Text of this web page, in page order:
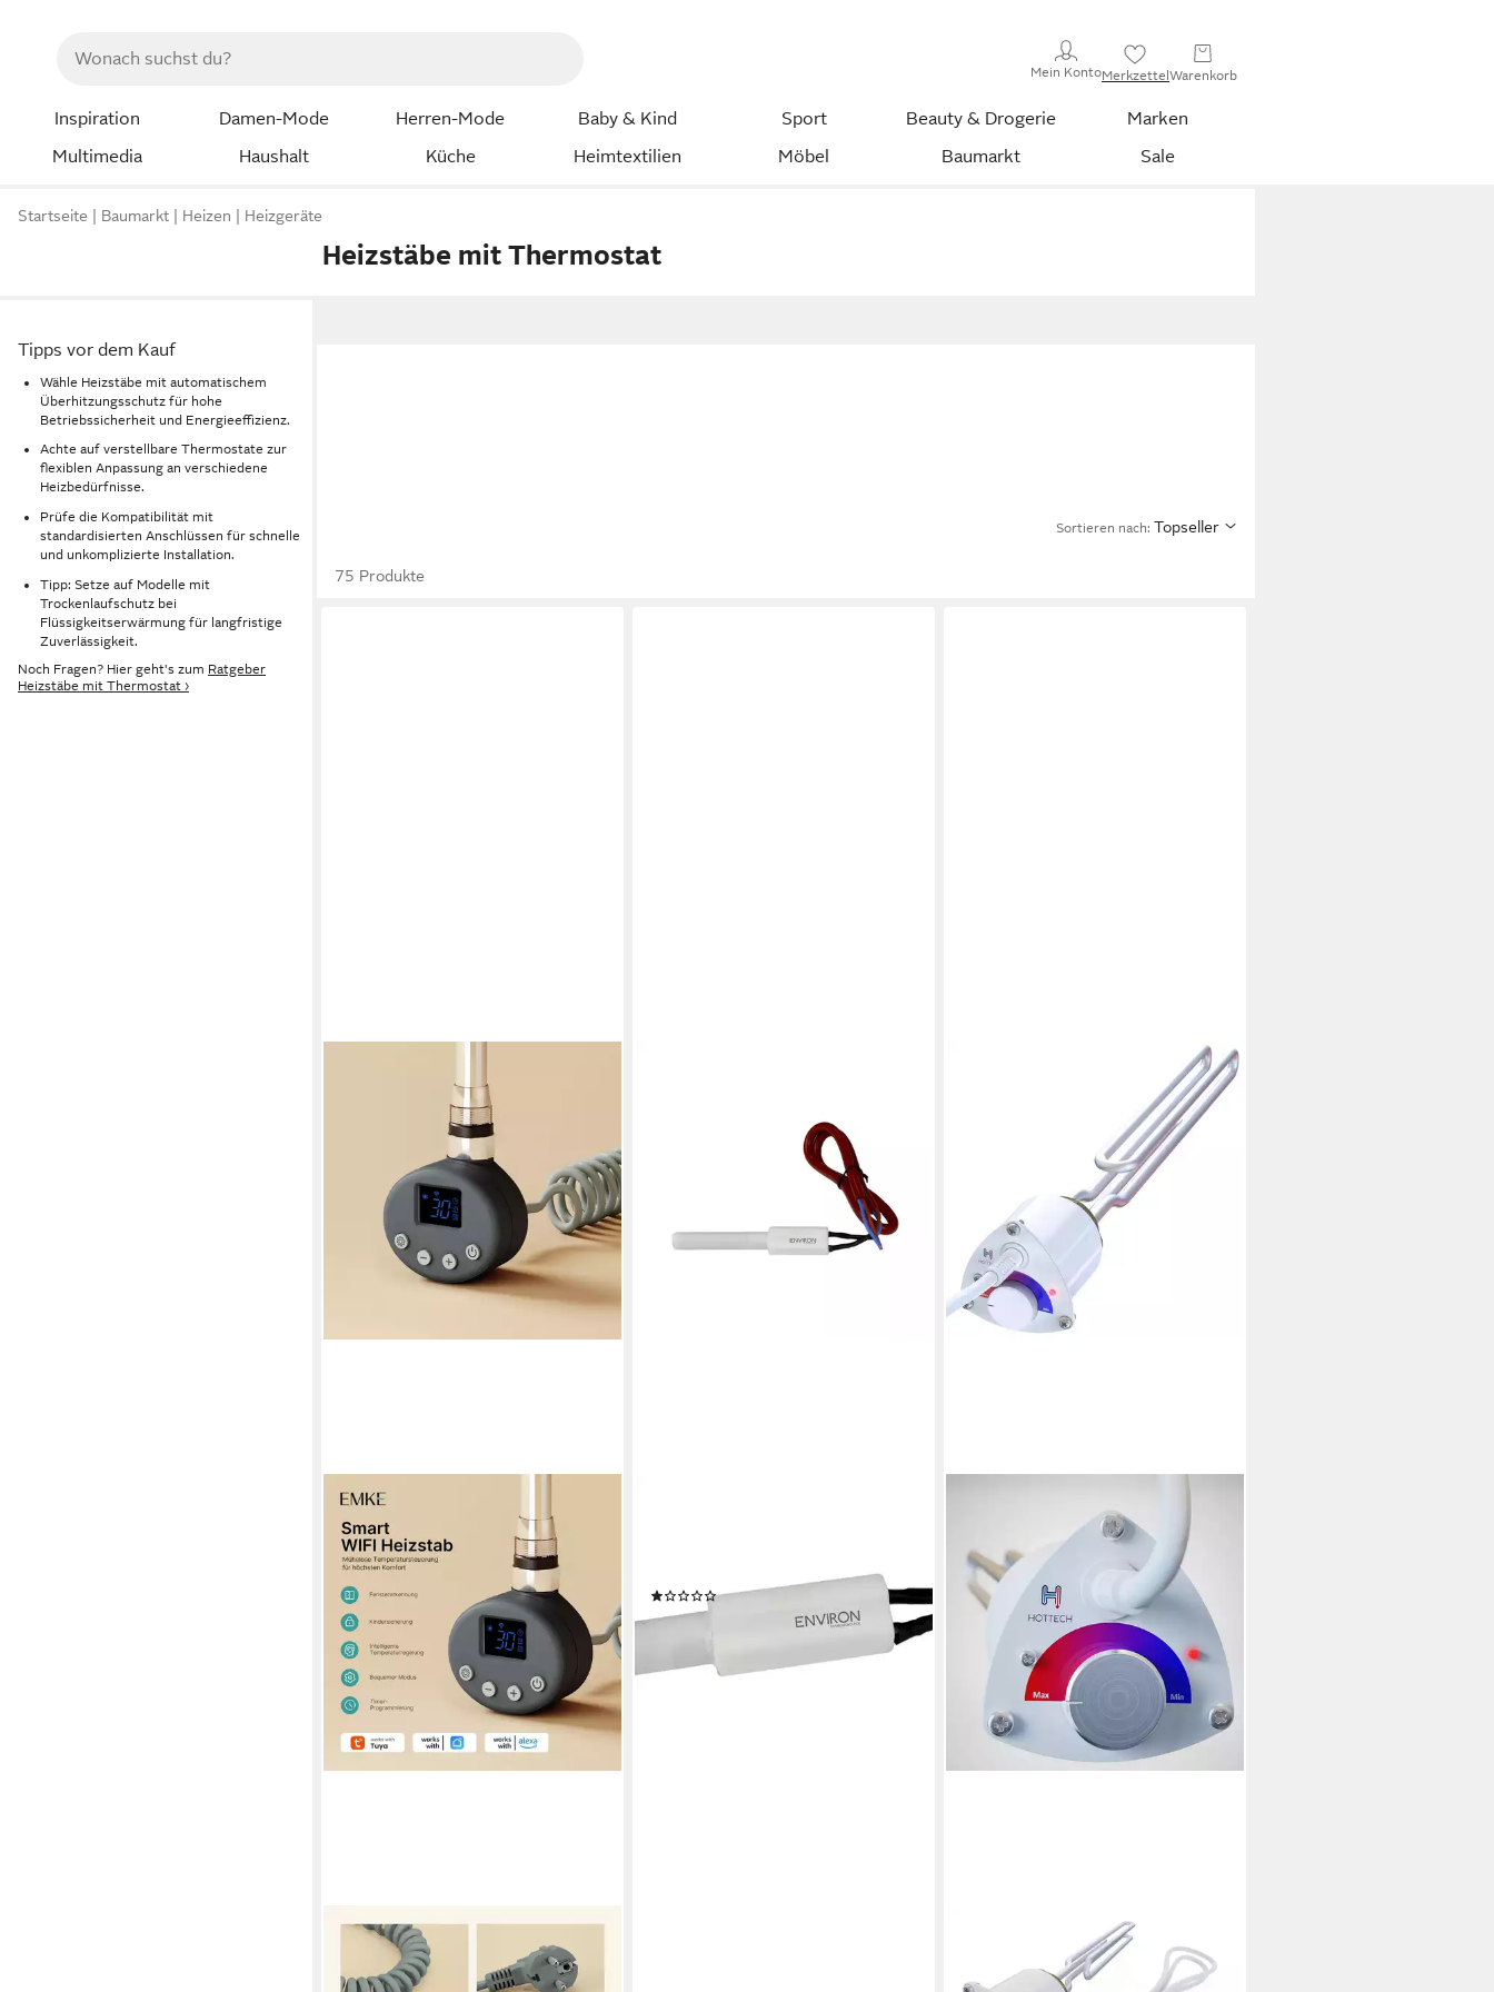
Mein KontoMerkzettelWarenkorb
Inspiration Damen-Mode Herren-Mode Baby & Kind Sport Beauty & Drogerie
Marken
Multimedia
Haushalt Küche Heimtextilien Möbel Baumarkt Sale
Startseite Baumarkt Heizen Heizgeräte
Heizstäbe mit Thermostat
Tipps vor dem Kauf
Wähle Heizstäbe mit automatischem
Überhitzungsschutz für hohe
Betriebssicherheit und Energieeffizienz.
Achte auf verstellbare Thermostate zur
flexiblen Anpassung an verschiedene
Heizbedürfnisse.
Prüfe die Kompatibilität mit
standardisierten Anschlüssen für schnelle
und unkomplizierte Installation.
Tipp: Setze auf Modelle mit
Trockenlaufschutz bei
Flüssigkeitserwärmung für langfristige
Zuverlässigkeit.
Noch Fragen? Hier geht's zum Ratgeber
Heizstäbe mit Thermostat ›
Sortieren nach: Topseller
75 Produkte
EMKE
Heizstab heizkörper 300-1200W
Timing Funktion
Glühzünder, Höhere Zündungsrate
(1)
34,95 €
Heizstab Heizstab 3000W 6/4"
Thermostat